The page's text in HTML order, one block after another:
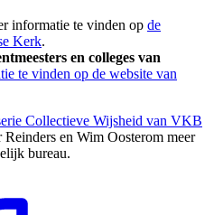
informatie te vinden op de
Kerk.
en colleges van
te vinden op de website van
Collectieve Wijsheid van VKB
Reinders en Wim Oosterom meer
bureau.